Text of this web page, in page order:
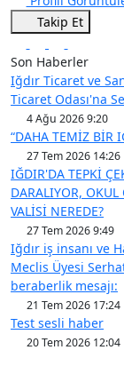
Takip Et
Son Haberler
Iğdır Ticaret ve
Ticaret Odası'na
4 Ağu 2026 9:20
“DAHA TEMİZ BİR
27 Tem 2026 14:26
IĞDIR'DA TEPKİ
DARALIYOR,
VALİSİ NEREDE?
27 Tem 2026 9:49
Iğdır iş insanı ve
Meclis Üyesi
beraberlik mesajı:
21 Tem 2026 17:24
Test sesli haber
20 Tem 2026 12:04